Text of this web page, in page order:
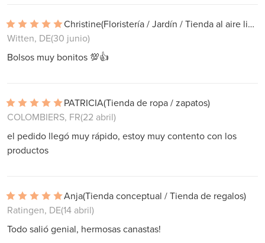
Christine
(Floristería / Jardín / Tienda al aire libre)
Witten, DE(30 junio)
Bolsos muy bonitos 💯👍
PATRICIA(Tienda de ropa / zapatos)
COLOMBIERS, FR(22 abril)
el pedido llegó muy rápido, estoy muy contento con los
productos
Anja(Tienda conceptual / Tienda de regalos)
Ratingen, DE(14 abril)
Todo salió genial, hermosas canastas!